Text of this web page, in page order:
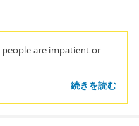
are impatient or
続きを読む